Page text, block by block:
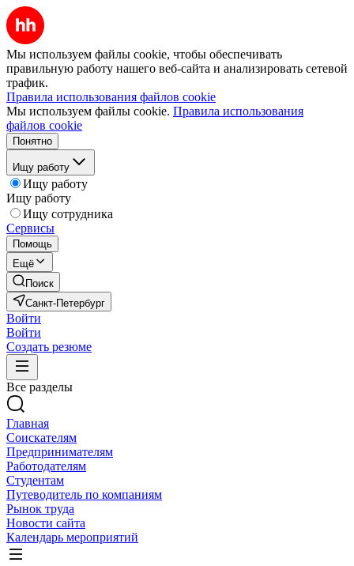
Мы используем файлы cookie, чтобы обеспечивать
правильную работу нашего веб-сайта и анализировать сетевой
трафик.
Правила использования файлов cookie
Мы используем файлы cookie. Правила использования
файлов cookie
Понятно
Ищу работу
Ищу работу
Ищу работу
Ищу сотрудника
Сервисы
Помощь
Ещё
Поиск
Санкт-Петербург
Войти
Войти
Создать резюме
Все разделы
Главная
Соискателям
Предпринимателям
Работодателям
Студентам
Путеводитель по компаниям
Рынок труда
Новости сайта
Календарь мероприятий